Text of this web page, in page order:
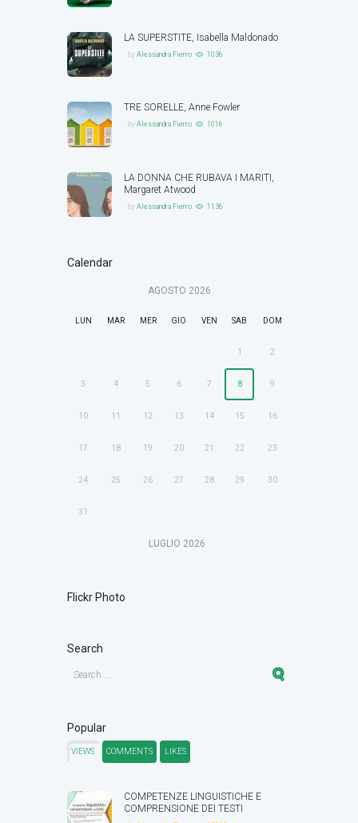
LA SUPERSTITE, Isabella Maldonado
byAlessandra Fierro 1036
TRE SORELLE, Anne Fowler
byAlessandra Fierro 1016
LA DONNA CHE RUBAVA I MARITI,
Margaret Atwood
byAlessandra Fierro 1136
Calendar
AGOSTO 2026
LUN MAR MER GIO VEN SAB DOM
1 2
3 4 5 6 7 8 9
10 11 12 13 14 15 16
17 18 19 20 21 22 23
24 25 26 27 28 29 30
31
LUGLIO 2026
Flickr Photo
Search
Popular
VIEWS COMMENTS LIKES
COMPETENZE LINGUISTICHE E
COMPRENSIONE DEI TESTI